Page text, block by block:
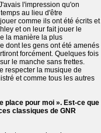
l'impression qu'on
au lieu d'être
comme ils ont été écrits et
et on leur fait jouer le
la manière la plus
dont les gens ont été amenés
forcément. Quelques fois
le manche sans frettes.
respecter la musique de
et comme tous les autres
place pour moi ». Est-ce que
classiques de GNR